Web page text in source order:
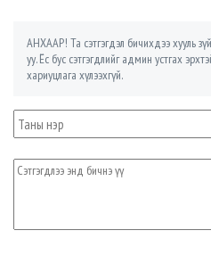
АНХААР! Та сэтгэгдэл бичихдээ хууль
уу. Ёс бус сэтгэгдлийг админ устгах
хариуцлага хүлээхгүй.